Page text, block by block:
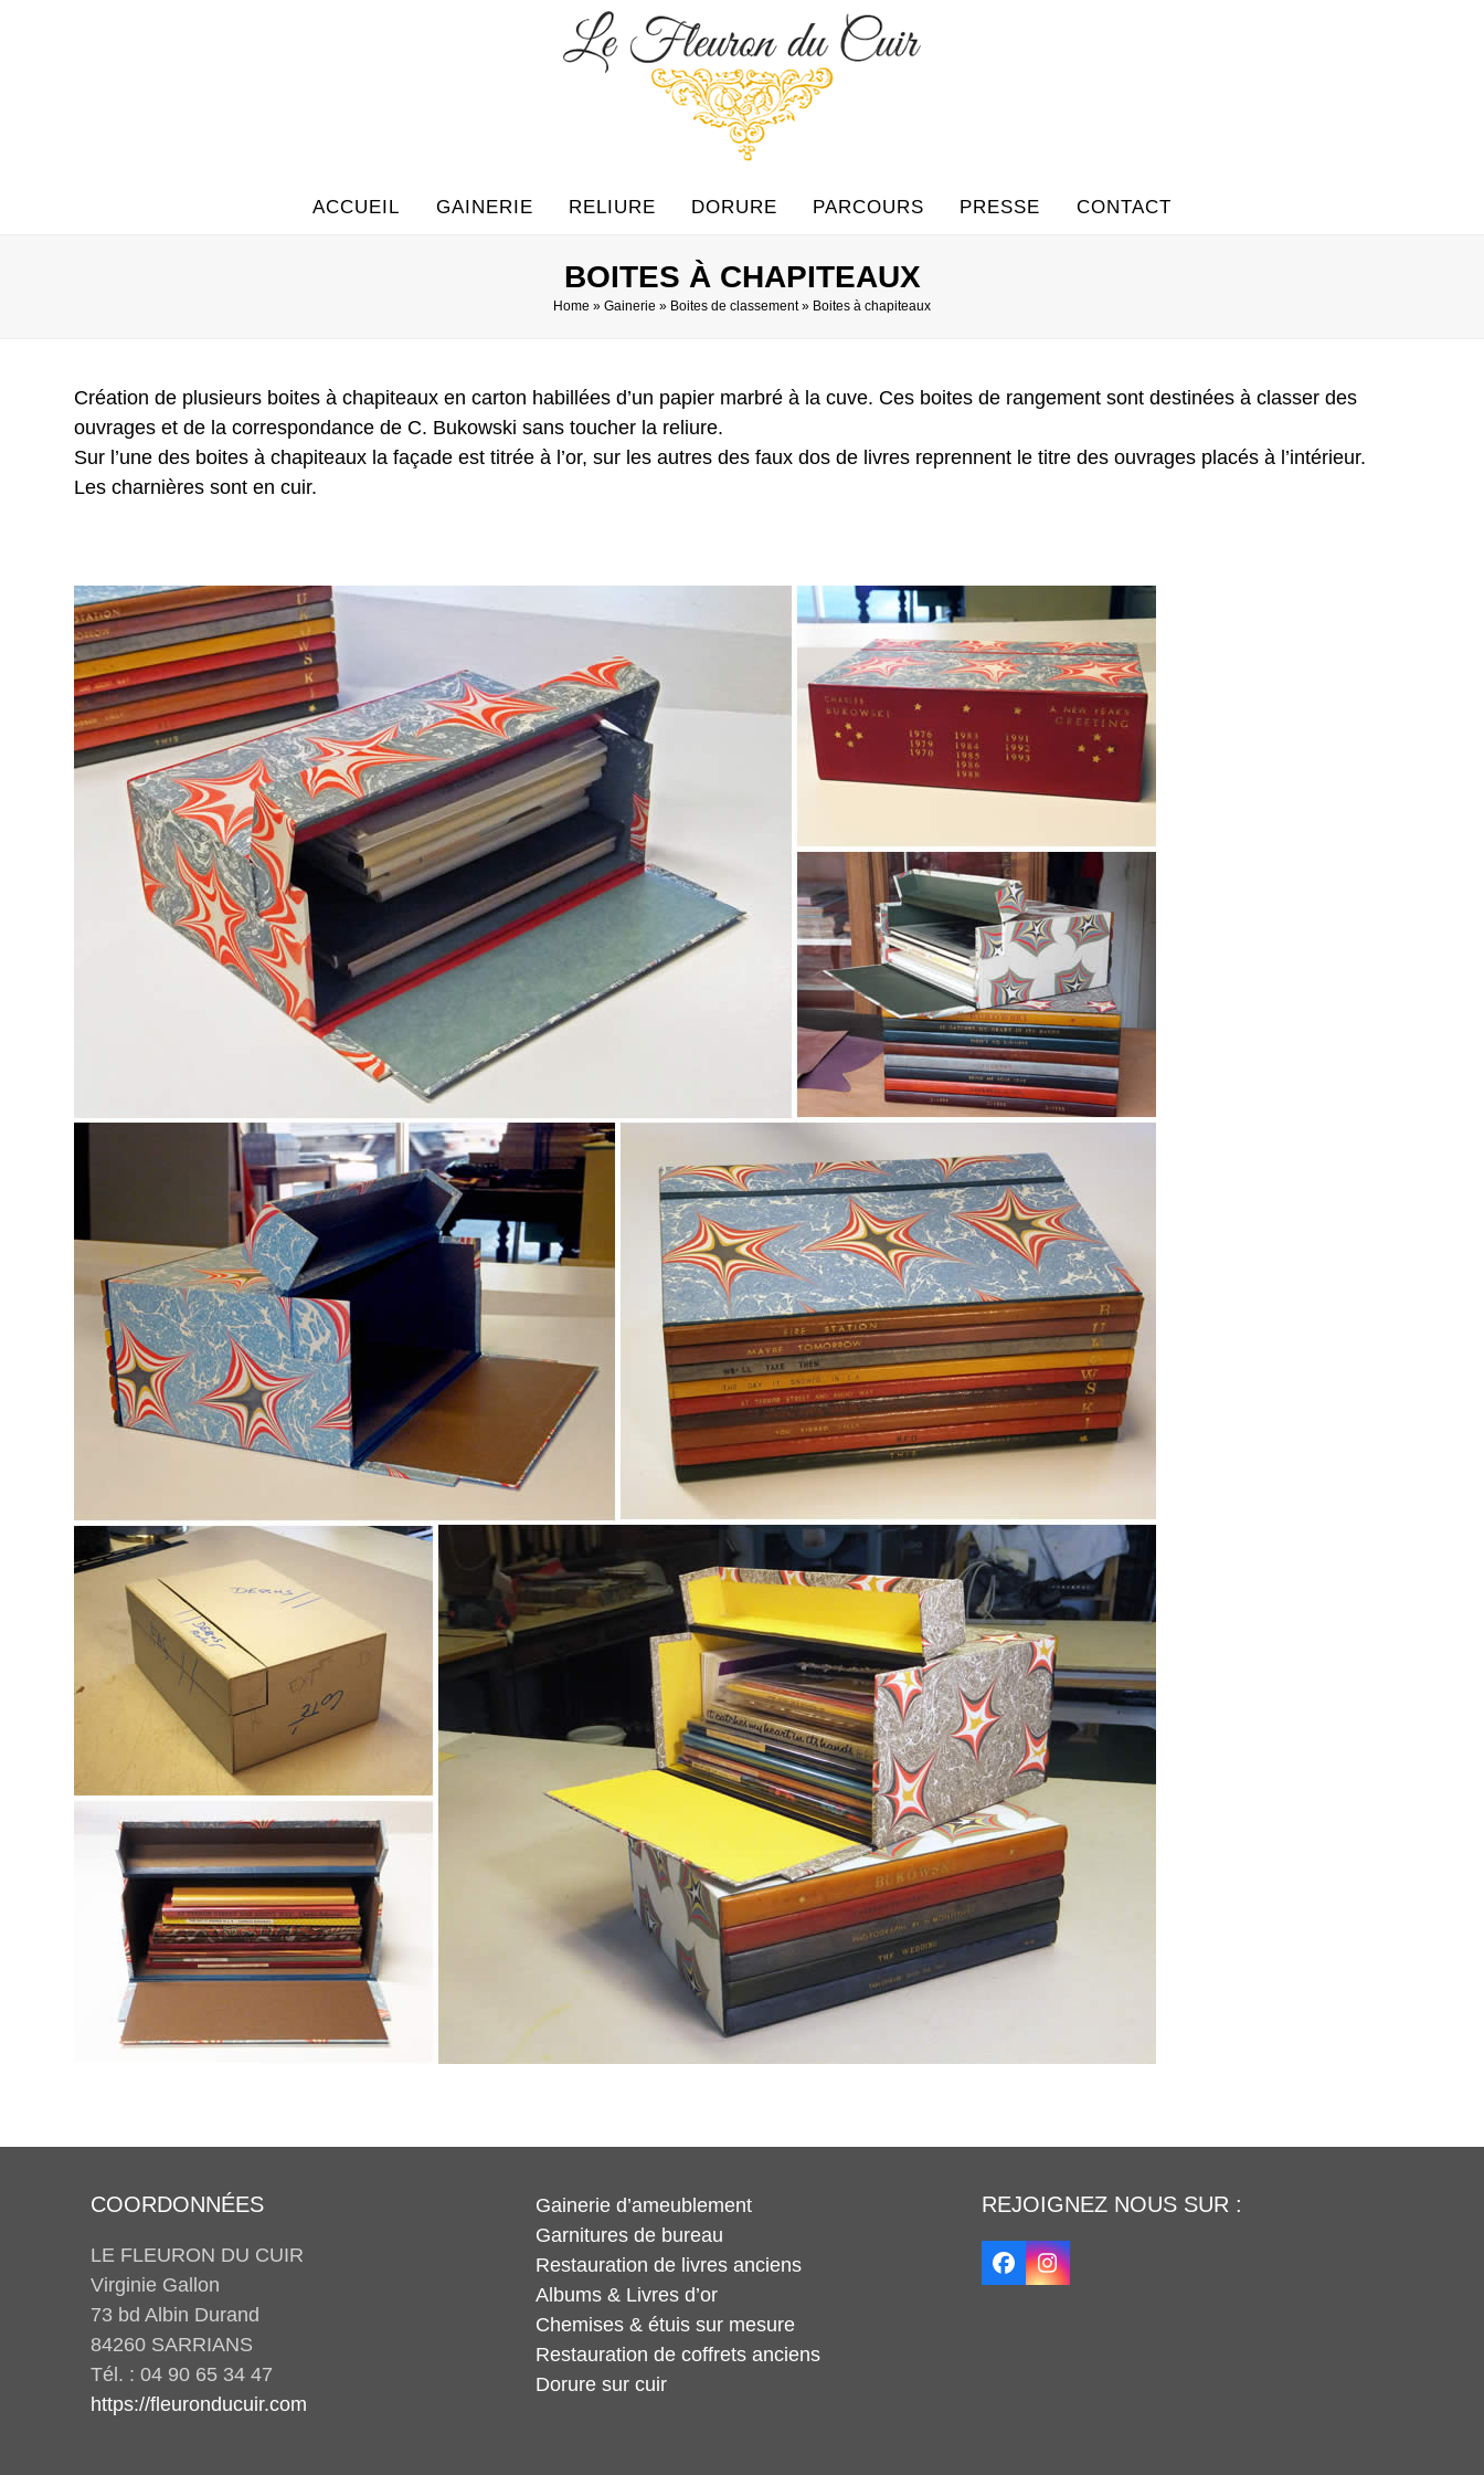
ACCUEIL GAINERIE RELIURE DORURE PARCOURS PRESSE CONTACT
BOITES À CHAPITEAUX
Home » Gainerie » Boites de classement» Boites à chapiteaux
Création de plusieurs boites à chapiteaux en carton habillées d’un papier marbré à la cuve. Ces boites de rangement sont destinées à classer des
ouvrages et de la correspondance de C. Bukowski sans toucher la reliure.
Sur l’une des boites à chapiteaux la façade est titrée à l’or, sur les autres des faux dos de livres reprennent le titre des ouvrages placés à l’intérieur.
Les charnières sont en cuir.
COORDONNÉES
LE FLEURON DU CUIR
Virginie Gallon
73 bd Albin Durand
84260 SARRIANS
Tél. : 04 90 65 34 47
https://fleuronducuir.com
Gainerie d’ameublement
Garnitures de bureau
Restauration de livres anciens
Albums & Livres d’or
Chemises & étuis sur mesure
Restauration de coffrets anciens
Dorure sur cuir
REJOIGNEZ NOUS SUR :
FacebookInstagram